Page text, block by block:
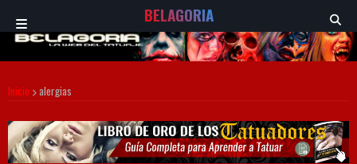
BELAGORIA
Inicio alergias